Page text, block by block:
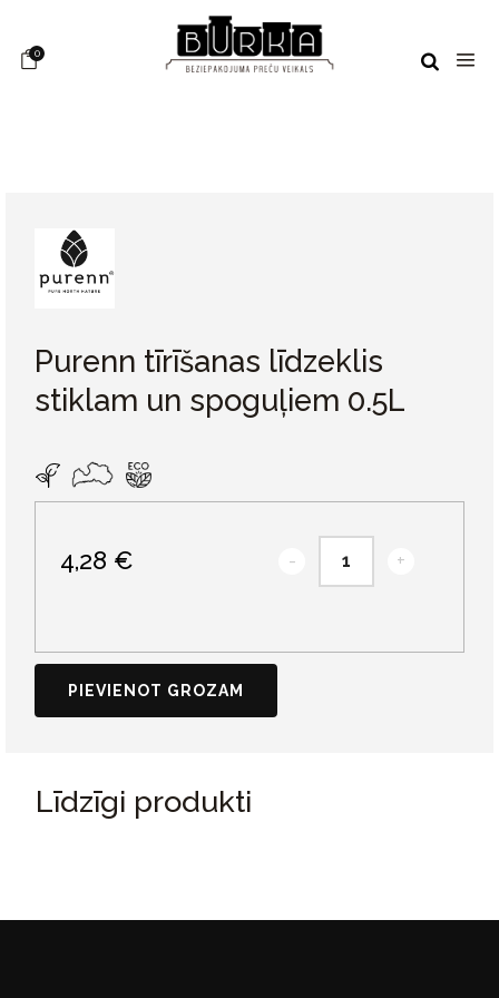
0
Purenn tīrīšanas līdzeklis
stiklam un spoguļiem 0.5L
4,28 € - +
PIEVIENOT GROZAM
Līdzīgi produkti